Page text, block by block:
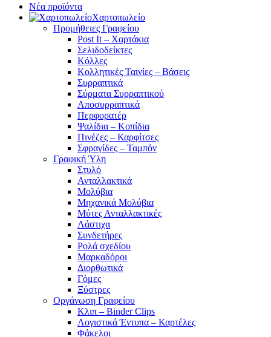
Νέα προϊόντα
Χαρτοπωλείο
Προμήθειες Γραφείου
Post It – Χαρτάκια
Σελιδοδείκτες
Κόλλες
Κολλητικές Ταινίες – Βάσεις
Συρραπτικά
Σύρματα Συρραπτικού
Αποσυρραπτικά
Περφορατέρ
Ψαλίδια – Κοπίδια
Πινέζες – Καρφίτσες
Σφραγίδες – Ταμπόν
Γραφική Ύλη
Στυλό
Ανταλλακτικά
Μολύβια
Μηχανικά Μολύβια
Μύτες Ανταλλακτικές
Λάστιχα
Συνδετήρες
Ρολά σχεδίου
Μαρκαδόροι
Διορθωτικά
Γόμες
Ξύστρες
Οργάνωση Γραφείου
Κλιπ – Binder Clips
Λογιστικά Έντυπα – Καρτέλες
Φάκελοι